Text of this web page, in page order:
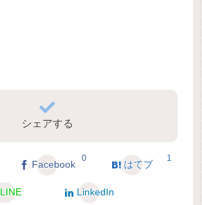
シェアする
Facebook
0
はてブ
1
LINE LinkedIn